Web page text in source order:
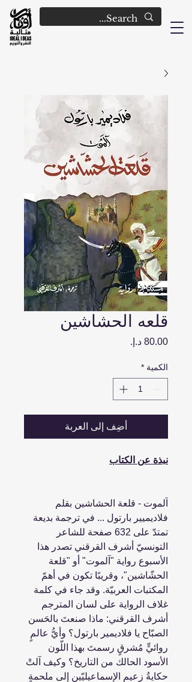
قلعه الحشاشين
الكمية *
أضِف إلى العربة
نبذة عن الكتاب
آلموت - قلعة الحشاشين بقلم
فلاديميير بارتول‎ ... في ترجمة بديعة
تمتدّ على 632 صفحة للشاعر
التونسيّ أشرف القرقني تصدر هذا
الأسبوع رواية "آلموت" أو "قلعة
الحشّاشين"، وقريبًا تكون في أهمّ
المكتبات العربيّة. وقد جاء في كلمة
غلاف الرواية على لسان المترجم
أشرف القرقني: ماذا صنعتَ بالحَسن
الصبّاح يا فلاديمير بارتول؟ وأيُّ عالمٍ
روائيٍّ مُشرقٍ رسمتَ بهذا اللّون
الأسود الحالك من التاريخ؟ وكيف آلتْ
حكايةُ زعيم الإسماعيليّين إلى ملحمةٍ